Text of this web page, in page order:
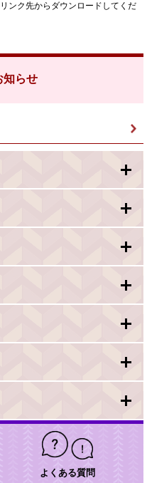
ンク先からダウンロードしてくだ
知らせ
よくある質問